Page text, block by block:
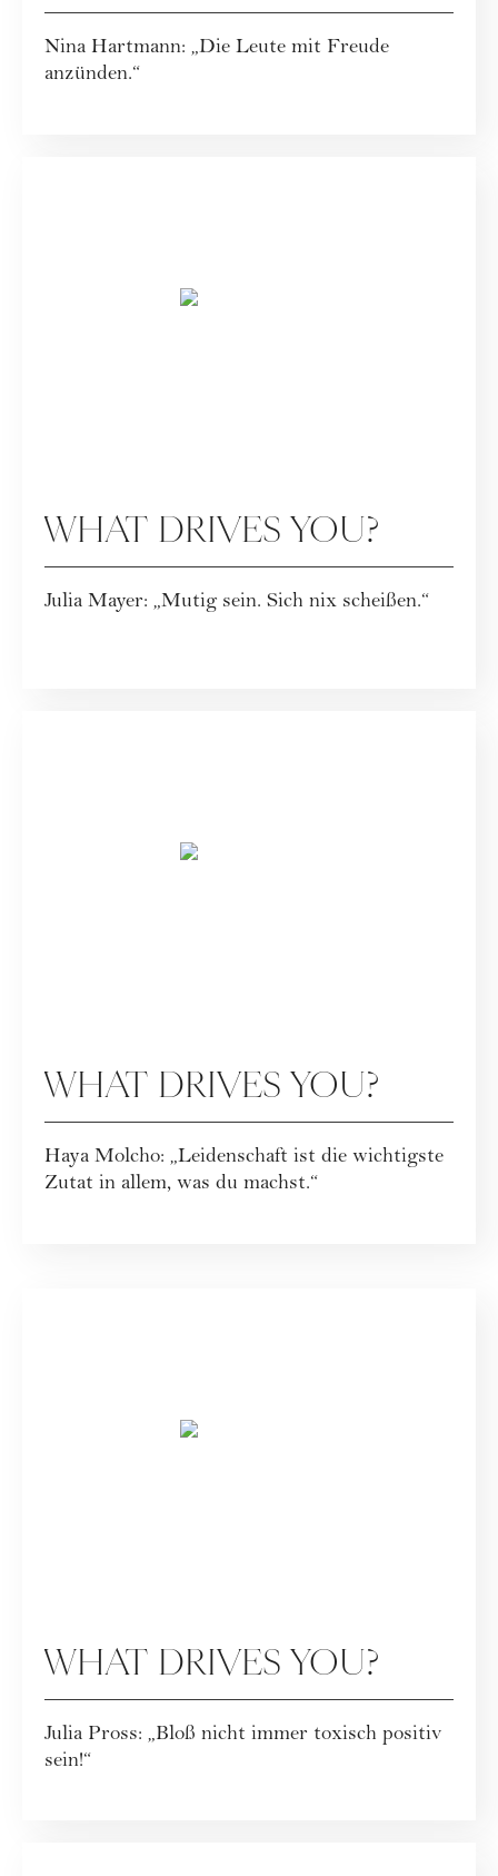
Nina Hartmann: „Die Leute mit Freude
anzünden.“
WHAT DRIVES YOU?
Julia Mayer: „Mutig sein. Sich nix scheißen.“
WHAT DRIVES YOU?
Haya Molcho: „Leidenschaft ist die wichtigste
Zutat in allem, was du machst.“
WHAT DRIVES YOU?
Julia Pross: „Bloß nicht immer toxisch positiv
sein!“